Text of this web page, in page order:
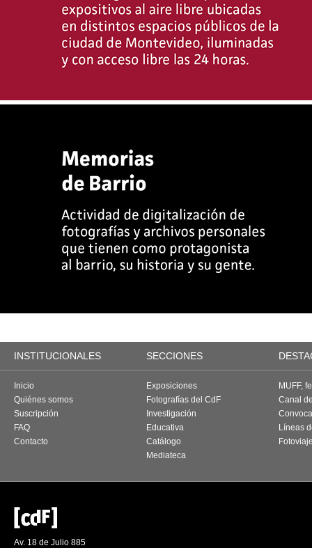
INSTITUCIONALES SECCIONES
Inicio
Quiénes somos
Suscripción
FAQ
Contacto
Exposiciones
Fotografías del CdF
Investigación
Educativa
Catálogo
Mediateca
MUFF,
Canal
Líneas
Av. 18 de Julio 885